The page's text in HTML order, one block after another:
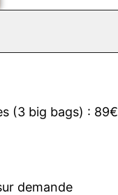
(3 big bags) : 89€
demande